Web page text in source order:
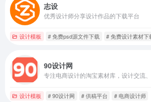
志设
优秀设计师分享设计作品的下载平台
设计模板 # 免费psd源文件下载 # 免费设计素材下
90设计网
设计模板 # 90设计网 # 供稿平台 # 电商设计师